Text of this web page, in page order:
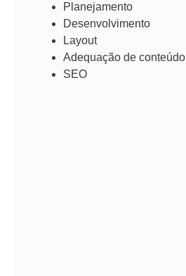
Planejamento
Desenvolvimento
Layout
Adequação de conteúdo
SEO